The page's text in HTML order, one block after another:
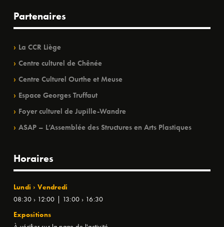
Partenaires
La CCR Liège
Centre culturel de Chênée
Centre Culturel Ourthe et Meuse
Espace Georges Truffaut
Foyer culturel de Jupille-Wandre
ASAP – L’Assemblée des Structures en Arts Plastiques
Horaires
Lundi › Vendredi
08:30 › 12:00 | 13:00 › 16:30
Expositions